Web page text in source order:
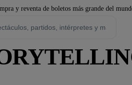
y reventa de boletos más grande del